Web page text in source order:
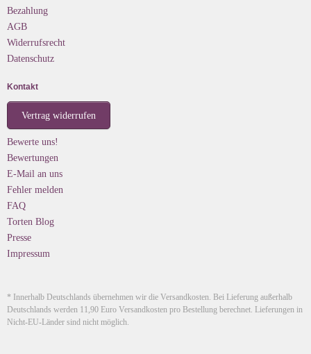
Bezahlung
AGB
Widerrufsrecht
Datenschutz
Kontakt
Vertrag widerrufen
Bewerte uns!
Bewertungen
E-Mail an uns
Fehler melden
FAQ
Torten Blog
Presse
Impressum
* Innerhalb Deutschlands übernehmen wir die Versandkosten. Bei Lieferung außerhalb
Deutschlands werden 11,90 Euro Versandkosten pro Bestellung berechnet. Lieferungen in
Nicht-EU-Länder sind nicht möglich.